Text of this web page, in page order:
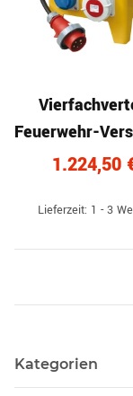
Feuerwehr-
V/400 V,
1.224,50
Lieferzeit: 1 - 3
Kategorien